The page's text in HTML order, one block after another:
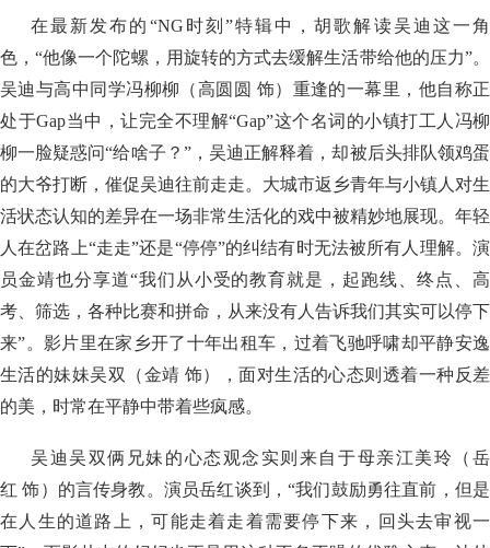
在最新发布的“NG时刻”特辑中，胡歌解读吴迪这一角
色，“他像一个陀螺，用旋转的方式去缓解生活带给他的压力”。
吴迪与高中同学冯柳柳（高圆圆 饰）重逢的一幕里，他自称正
处于Gap当中，让完全不理解“Gap”这个名词的小镇打工人冯柳
柳一脸疑惑问“给啥子？”，吴迪正解释着，却被后头排队领鸡蛋
的大爷打断，催促吴迪往前走走。大城市返乡青年与小镇人对生
活状态认知的差异在一场非常生活化的戏中被精妙地展现。年轻
人在岔路上“走走”还是“停停”的纠结有时无法被所有人理解。演
员金靖也分享道“我们从小受的教育就是，起跑线、终点、高
考、筛选，各种比赛和拼命，从来没有人告诉我们其实可以停下
来”。影片里在家乡开了十年出租车，过着飞驰呼啸却平静安逸
生活的妹妹吴双（金靖 饰），面对生活的心态则透着一种反差
的美，时常在平静中带着些疯感。
吴迪吴双俩兄妹的心态观念实则来自于母亲江美玲（岳
红 饰）的言传身教。演员岳红谈到，“我们鼓励勇往直前，但是
在人生的道路上，可能走着走着需要停下来，回头去审视一